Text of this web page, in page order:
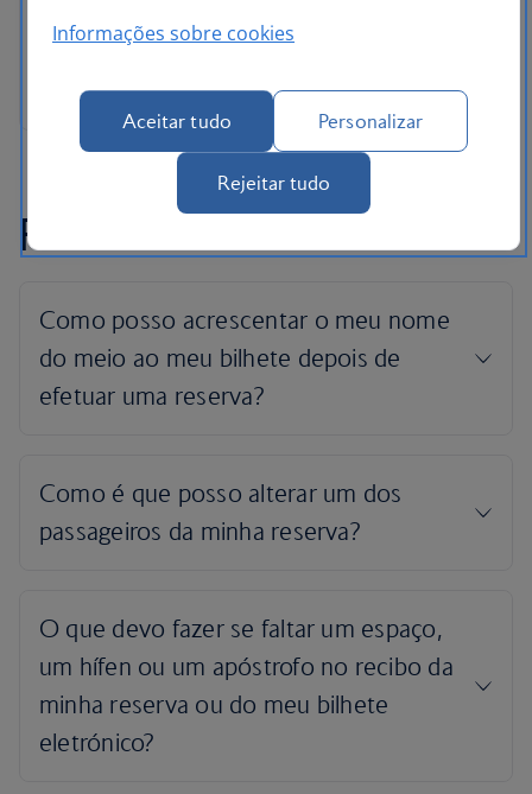
FAQs sobre nomes
Informações sobre cookies
Aceitar tudo Personalizar
Rejeitar tudo